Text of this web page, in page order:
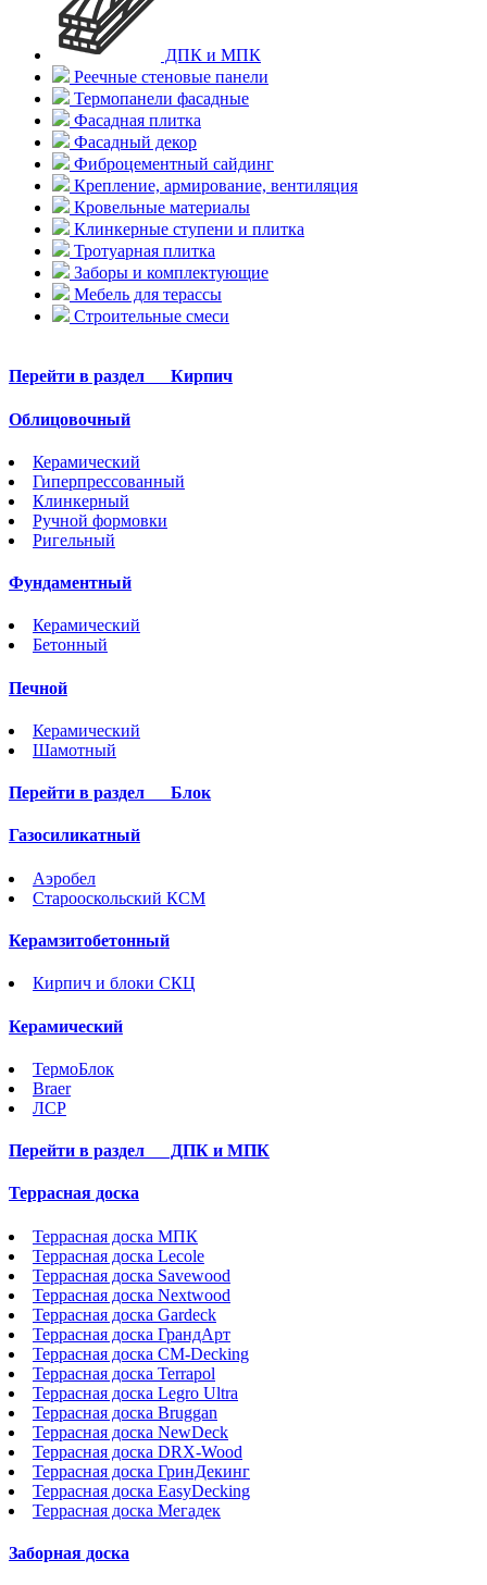
ДПК и МПК
Реечные стеновые панели
Термопанели фасадные
Фасадная плитка
Фасадный декор
Фиброцементный сайдинг
Крепление, армирование, вентиляция
Кровельные материалы
Клинкерные ступени и плитка
Тротуарная плитка
Заборы и комплектующие
Мебель для терассы
Строительные смеси
Перейти в раздел Кирпич
Облицовочный
Керамический
Гиперпрессованный
Клинкерный
Ручной формовки
Ригельный
Фундаментный
Керамический
Бетонный
Печной
Керамический
Шамотный
Перейти в раздел Блок
Газосиликатный
Аэробел
Старооскольский КСМ
Керамзитобетонный
Кирпич и блоки СКЦ
Керамический
ТермоБлок
Braer
ЛСР
Перейти в раздел ДПК и МПК
Террасная доска
Террасная доска МПК
Террасная доска Lecole
Террасная доска Savewood
Террасная доска Nextwood
Террасная доска Gardeck
Террасная доска ГрандАрт
Террасная доска CM-Decking
Террасная доска Terrapol
Террасная доска Legro Ultra
Террасная доска Bruggan
Террасная доска NewDeck
Террасная доска DRX-Wood
Террасная доска ГринДекинг
Террасная доска EasyDecking
Террасная доска Мегадек
Заборная доска